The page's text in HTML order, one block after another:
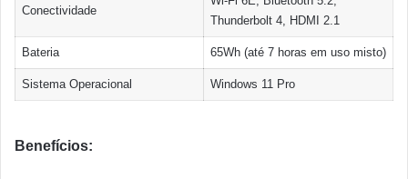
Conectividade
Thunderbolt 4, HDMI 2.1
Bateria 65Wh (até 7 horas em uso misto)
Sistema Operacional Windows 11 Pro
Benefícios: